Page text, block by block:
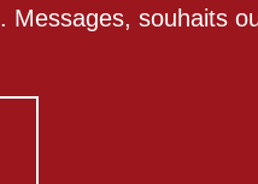
. Messages, souhaits